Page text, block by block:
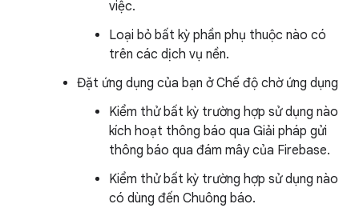
việc.
Loại bỏ bất kỳ phần phụ thuộc nào có
trên các dịch vụ nền.
Đặt ứng dụng của bạn ở Chế độ chờ ứng dụng
Kiểm thử bất kỳ trường hợp sử dụng nào
kích hoạt thông báo qua Giải pháp gửi
thông báo qua đám mây của Firebase.
Kiểm thử bất kỳ trường hợp sử dụng nào
có dùng đến Chuông báo.